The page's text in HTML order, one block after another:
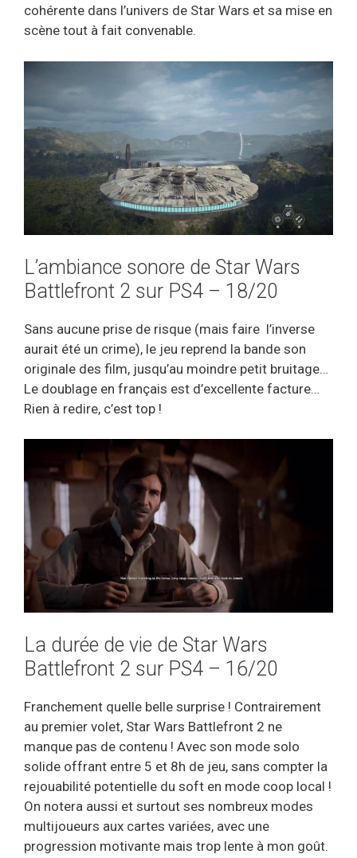
cohérente dans l’univers de Star Wars et sa mise en
scène tout à fait convenable.
L’ambiance sonore de Star Wars
Battlefront 2 sur PS4 – 18/20
Sans aucune prise de risque (mais faire l’inverse
aurait été un crime), le jeu reprend la bande son
originale des film, jusqu’au moindre petit bruitage…
Le doublage en français est d’excellente facture…
Rien à redire, c’est top !
La durée de vie de Star Wars
Battlefront 2 sur PS4 – 16/20
Franchement quelle belle surprise ! Contrairement
au premier volet, Star Wars Battlefront 2 ne
manque pas de contenu ! Avec son mode solo
solide offrant entre 5 et 8h de jeu, sans compter la
rejouabilité potentielle du soft en mode coop local !
On notera aussi et surtout ses nombreux modes
multijoueurs aux cartes variées, avec une
progression motivante mais trop lente à mon goût.